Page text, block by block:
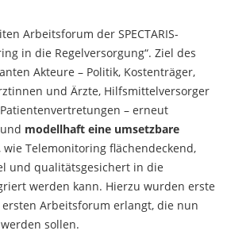
Arbeitsforum der SPECTARIS-
in die Regelversorgung“. Ziel des
Akteure – Politik, Kostenträger,
und Ärzte, Hilfsmittelversorger
– erneut
modellhaft eine umsetzbare
Telemonitoring flächendeckend,
und qualitätsgesichert in die
werden kann. Hierzu wurden erste
Arbeitsforum erlangt, die nun
sollen.